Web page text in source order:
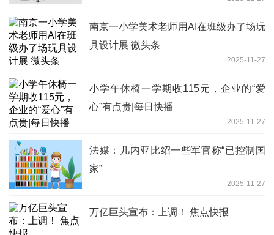
南京一小学美术老师用AI在班级办了场玩
具设计展 微头条
2025-11-27
小学午休椅一学期收115元，企业的“爱
心”有点贵|每日快播
2025-11-27
法媒：几内亚比绍一些军官称“已控制国
家”
2025-11-27
万亿巨头宣布：上调！ 焦点快报